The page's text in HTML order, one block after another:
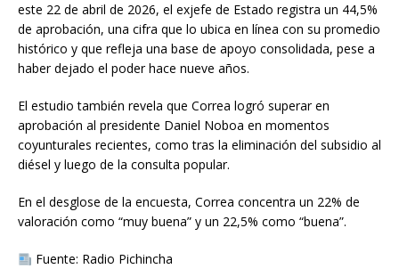
este 22 de abril de 2026, el exjefe de Estado registra un 44,5%
de aprobación, una cifra que lo ubica en línea con su promedio
histórico y que refleja una base de apoyo consolidada, pese a
haber dejado el poder hace nueve años.
El estudio también revela que Correa logró superar en
aprobación al presidente Daniel Noboa en momentos
coyunturales recientes, como tras la eliminación del subsidio al
diésel y luego de la consulta popular.
En el desglose de la encuesta, Correa concentra un 22% de
valoración como “muy buena” y un 22,5% como “buena”.
Fuente: Radio Pichincha